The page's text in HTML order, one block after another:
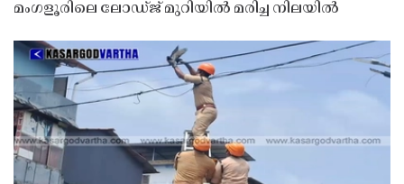
മംഗളൂരിലെ ലോഡ്ജ് മുറിയിൽ മരിച്ച നിലയിൽ